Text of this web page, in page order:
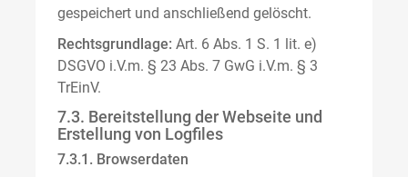
gespeichert und anschließend gelöscht.
Rechtsgrundlage: Art. 6 Abs. 1 S. 1 lit. e)
DSGVO i.V.m. § 23 Abs. 7 GwG i.V.m. § 3
TrEinV.
7.3. Bereitstellung der Webseite und
Erstellung von Logfiles
7.3.1. Browserdaten